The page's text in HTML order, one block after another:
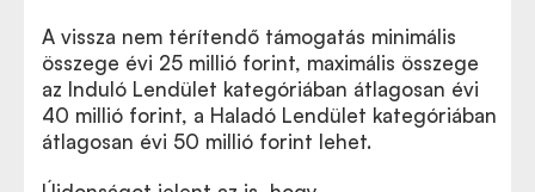
A vissza nem térítendő támogatás minimális
összege évi 25 millió forint, maximális összege
az Induló Lendület kategóriában átlagosan évi
40 millió forint, a Haladó Lendület kategóriában
átlagosan évi 50 millió forint lehet.